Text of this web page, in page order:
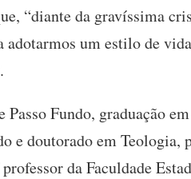
“diante da gravíssima
adotarmos um estilo de vida
Fundo, graduação em
e doutorado em Teologia,
da Faculdade